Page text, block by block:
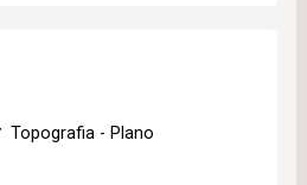
Topografia - Plano